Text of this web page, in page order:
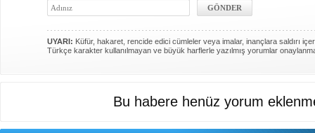
UYARI: Küfür, hakaret, rencide edici cümleler veya imalar, inançlara saldırı
Türkçe karakter kullanılmayan ve büyük harflerle yazılmış yorumlar
Bu habere henüz yorum